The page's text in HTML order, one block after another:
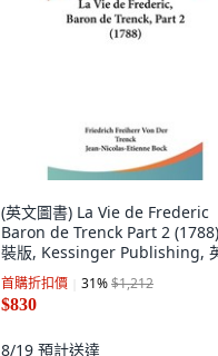
(英文圖書) La Vie de Frederic
Baron de Trenck Part 2
裝版, Kessinger Publishing,
首購折扣價 31%$1,212
$830
8/19 預計送達